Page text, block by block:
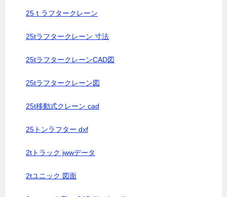
25ｔラフタークレーン
25tラフタークレーン 寸法
25tラフタークレーンCAD図
25tラフタークレーン図
25t移動式クレーン cad
25トンラフター dxf
2tトラック jwwデータ
2tユニック 図面